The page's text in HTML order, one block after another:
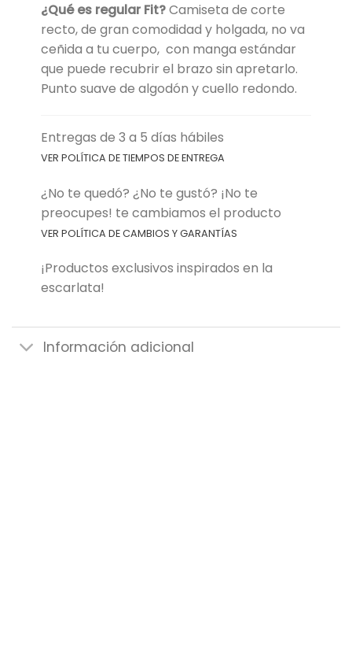
¿Qué es regular Fit?Camiseta de corte
recto, de gran comodidad y holgada, no va
ceñida a tu cuerpo, con manga estándar
que puede recubrir el brazo sin apretarlo.
Punto suave de algodón y cuello redondo.
Entregas de 3 a 5 días hábiles
VER POLÍTICA DE TIEMPOS DE ENTREGA
¿No te quedó? ¿No te gustó? ¡No te
preocupes! te cambiamos el producto
VER POLÍTICA DE CAMBIOS Y GARANTÍAS
¡Productos exclusivos inspirados en la
escarlata!
Información adicional